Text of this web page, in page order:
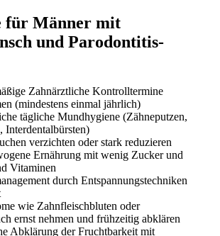
für Männer mit
und Parodontitis-
Zahnärztliche Kontrolltermine
(mindestens einmal jährlich)
tägliche Mundhygiene (Zähneputzen,
Interdentalbürsten)
verzichten oder stark reduzieren
Ernährung mit wenig Zucker und
Vitaminen
durch Entspannungstechniken
wie Zahnfleischbluten oder
ernst nehmen und frühzeitig abklären
Abklärung der Fruchtbarkeit mit